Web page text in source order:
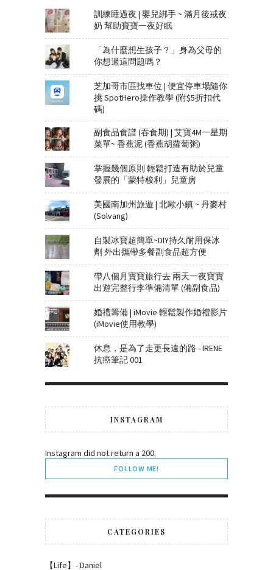
訓練睡過夜 | 嬰兒綁手 ~ 滿月後戒夜
奶 幫助寶寶一夜好眠
「為什麼想生孩子？」身為父母的
你想過這問題嗎？
芝加哥市區找車位 | 便宜停車場隨你
挑 SpotHero操作教學 (附$5折扣代
碼)
副食品食譜 (吞食期) | 艾寶4M一星期
菜單~ 香蕉泥 (香蕉胡蘿蔔粥)
掌握幾個原則 輕鬆打造有助於兒童
發展的「蒙特梭利」兒童房
美國南加州旅遊 | 北歐小鎮 ~ 丹麥村
(Solvang)
自製冰寶超簡單~DIY持久耐用保冰
劑 外出攜帶多餐副食品超方便
帶八個月寶寶旅行去 兩天一夜寶寶
出遊完整行李準備清單 (備副食品)
婚禮籌備 | iMovie 輕鬆製作婚禮影片
(iMovie使用教學)
休息，是為了走更長遠的路 - IRENE
抗癌筆記 001
INSTAGRAM
Instagram did not return a 200.
FOLLOW ME!
CATEGORIES
【Life】- Daniel